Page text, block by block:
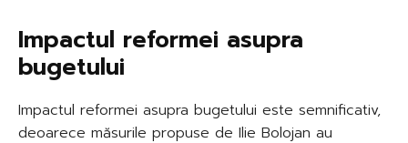
Impactul reformei asupra
bugetului
Impactul reformei asupra bugetului este semnificativ,
deoarece măsurile propuse de Ilie Bolojan au